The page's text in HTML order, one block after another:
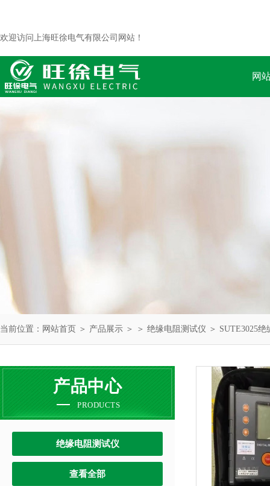
欢迎访问上海旺徐电气有限公司网站！
网
当前位置： 网站首页 ＞ 产品展示 ＞ ＞ 绝缘电阻测试仪 ＞ SUTE3025
产品中心
PRODUCTS
绝缘电阻测试仪
查看全部